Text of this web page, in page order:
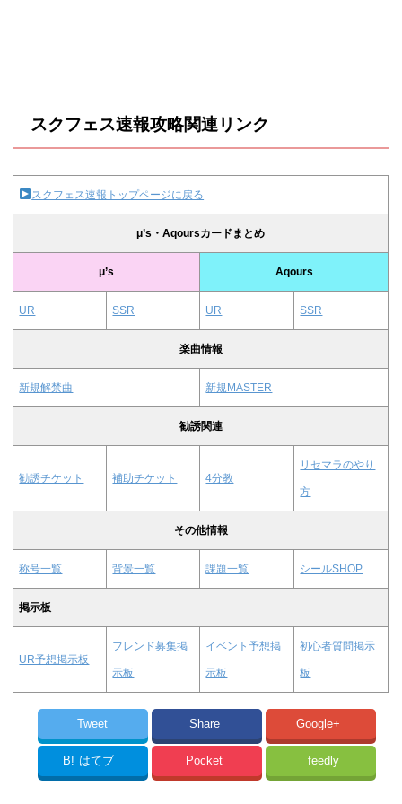
スクフェス速報攻略関連リンク
スクフェス速報トップページに戻る
μ’s・Aqoursカードまとめ
μ’s Aqours
UR SSR UR SSR
楽曲情報
新規解禁曲 新規MASTER
勧誘関連
勧誘チケット 補助チケット 4分教
リセマラのやり
方
その他情報
称号一覧 背景一覧 課題一覧 シールSHOP
掲示板
UR予想掲示板
フレンド募集掲
示板
イベント予想掲
示板
初心者質問掲示
板
Tweet Share Google+
B! はてブ Pocket feedly